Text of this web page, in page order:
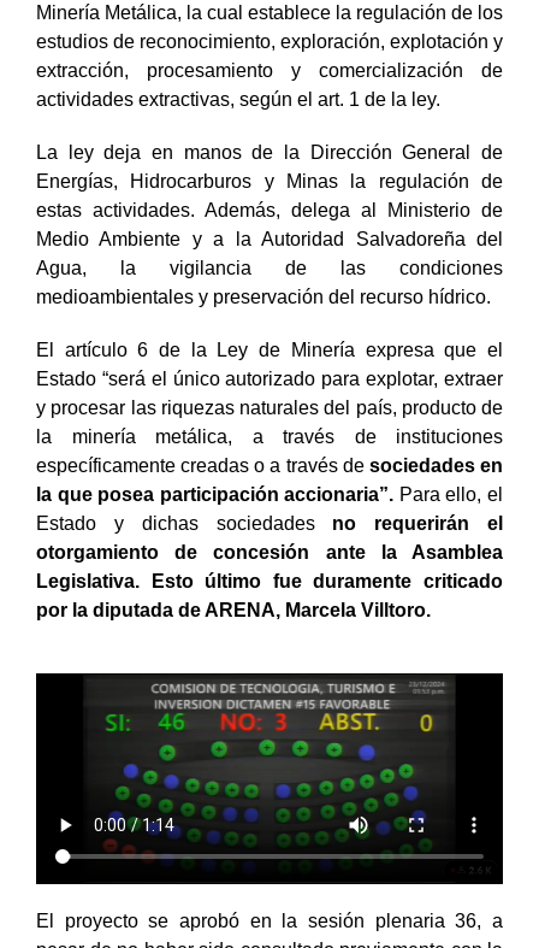
Minería Metálica, la cual establece la regulación de los
estudios de reconocimiento, exploración, explotación y
extracción, procesamiento y comercialización de
actividades extractivas, según el art. 1 de la ley.
La ley deja en manos de la Dirección General de
Energías, Hidrocarburos y Minas la regulación de
estas actividades. Además, delega al Ministerio de
Medio Ambiente y a la Autoridad Salvadoreña del
Agua, la vigilancia de las condiciones
medioambientales y preservación del recurso hídrico.
El artículo 6 de la Ley de Minería expresa que el
Estado “será el único autorizado para explotar, extraer
y procesar las riquezas naturales del país, producto de
la minería metálica, a través de instituciones
específicamente creadas o a través de sociedades en
la que posea participación accionaria”. Para ello, el
Estado y dichas sociedades no requerirán el
otorgamiento de concesión ante la Asamblea
Legislativa. Esto último fue duramente criticado
por la diputada de ARENA, Marcela Villtoro.
El proyecto se aprobó en la sesión plenaria 36, a